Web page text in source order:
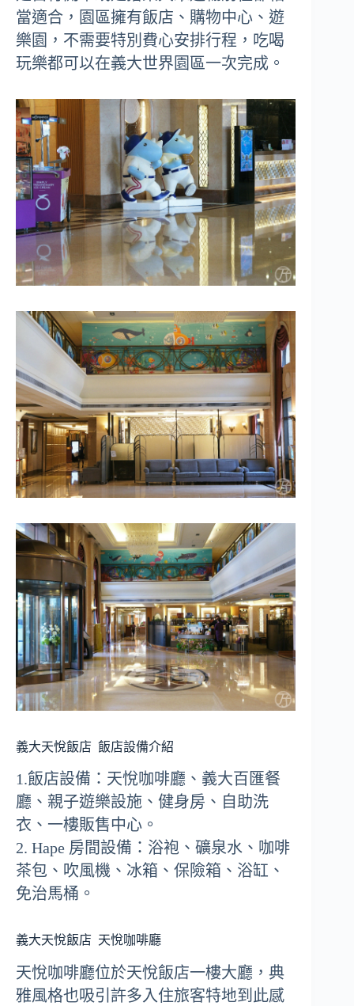
當適合，園區擁有飯店、購物中心、遊
樂園，不需要特別費心安排行程，吃喝
玩樂都可以在義大世界園區一次完成。
義大天悅飯店 飯店設備介紹
1.飯店設備：天悅咖啡廳、義大百匯餐
廳、親子遊樂設施、健身房、自助洗
衣、一樓販售中心。
2. Hape 房間設備：浴袍、礦泉水、咖啡
茶包、吹風機、冰箱、保險箱、浴缸、
免治馬桶。
義大天悅飯店 天悅咖啡廳
天悅咖啡廳位於天悅飯店一樓大廳，典
雅風格也吸引許多入住旅客特地到此感